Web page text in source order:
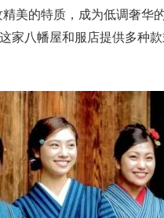
美的特质，成为低调奢华
家八幡屋和服店提供多种